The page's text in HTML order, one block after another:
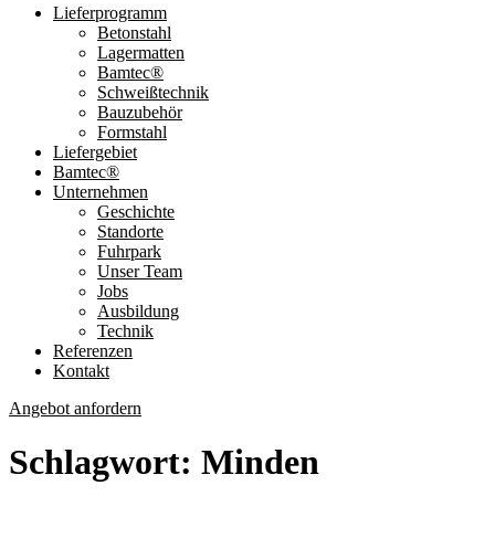
Lieferprogramm
Betonstahl
Lagermatten
Bamtec®
Schweißtechnik
Bauzubehör
Formstahl
Liefergebiet
Bamtec®
Unternehmen
Geschichte
Standorte
Fuhrpark
Unser Team
Jobs
Ausbildung
Technik
Referenzen
Kontakt
Angebot anfordern
Schlagwort: Minden